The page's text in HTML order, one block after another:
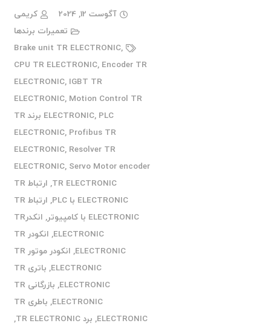
آگوست 12, 2024
کریمی
تعمیرات برندها
Brake unit TR ELECTRONIC,
CPU TR ELECTRONIC, Encoder TR
ELECTRONIC, IGBT TR
ELECTRONIC, Motion Control TR
ELECTRONIC,
PLC برند TR
ELECTRONIC, Profibus TR
ELECTRONIC, Resolver TR
ELECTRONIC, Servo Motor encoder
TR ELECTRONIC
,
ارتباط TR
ELECTRONIC با PLC
,
ارتباط TR
ELECTRONIC با کامپیوتر
,
انکدرTR
ELECTRONIC
,
انکودر TR
ELECTRONIC
,
انکودر موتور TR
ELECTRONIC
,
باتری TR
ELECTRONIC
,
بازرگانی TR
ELECTRONIC
,
باطری TR
ELECTRONIC
, برد TR ELECTRONIC
,